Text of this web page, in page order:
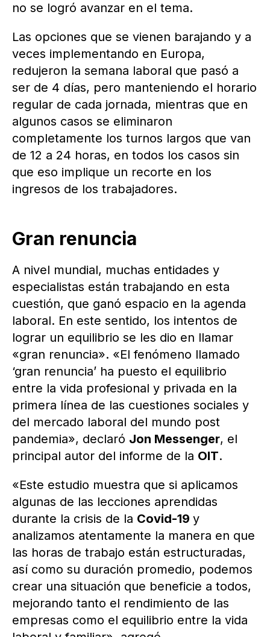
no se logró avanzar en el tema.
Las opciones que se vienen barajando y a
veces implementando en Europa,
redujeron la semana laboral que pasó a
ser de 4 días, pero manteniendo el horario
regular de cada jornada, mientras que en
algunos casos se eliminaron
completamente los turnos largos que van
de 12 a 24 horas, en todos los casos sin
que eso implique un recorte en los
ingresos de los trabajadores.
Gran renuncia
A nivel mundial, muchas entidades y
especialistas están trabajando en esta
cuestión, que ganó espacio en la agenda
laboral. En este sentido, los intentos de
lograr un equilibrio se les dio en llamar
«gran renuncia». «El fenómeno llamado
‘gran renuncia’ ha puesto el equilibrio
entre la vida profesional y privada en la
primera línea de las cuestiones sociales y
del mercado laboral del mundo post
pandemia», declaró Jon Messenger, el
principal autor del informe de la OIT.
«Este estudio muestra que si aplicamos
algunas de las lecciones aprendidas
durante la crisis de la Covid-19 y
analizamos atentamente la manera en que
las horas de trabajo están estructuradas,
así como su duración promedio, podemos
crear una situación que beneficie a todos,
mejorando tanto el rendimiento de las
empresas como el equilibrio entre la vida